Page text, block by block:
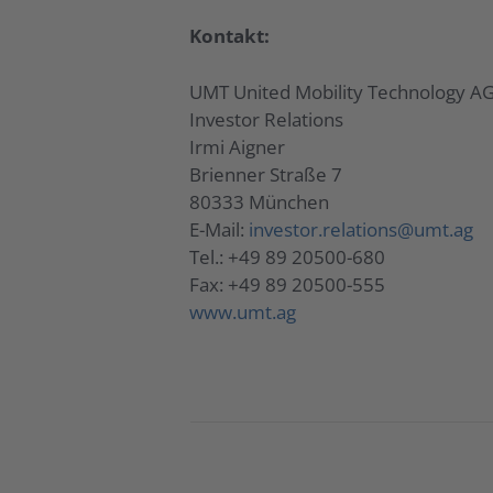
Kontakt:
UMT United Mobility Technology
Investor Relations
Irmi Aigner
Brienner Straße 7
80333 München
E-Mail: investor.relations@umt.ag
Tel.: +49 89 20500-680
Fax: +49 89 20500-555
www.umt.ag